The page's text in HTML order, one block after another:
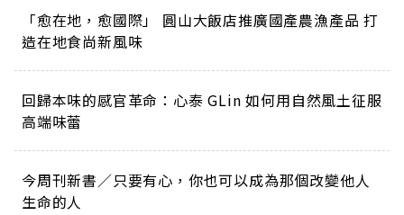
「愈在地，愈國際」 圓山大飯店推廣國產農漁產品 打
造在地食尚新風味
回歸本味的感官革命：心泰 GLin 如何用自然風土征服
高端味蕾
今周刊新書／只要有心，你也可以成為那個改變他人
生命的人